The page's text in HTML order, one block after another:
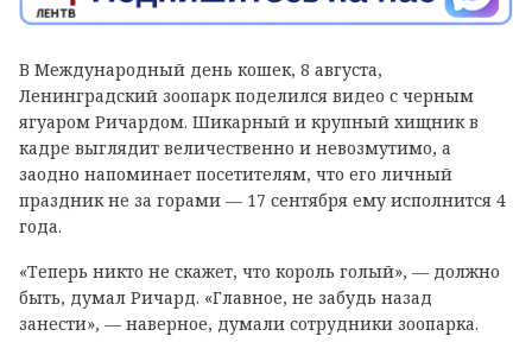
В Международный день кошек, 8 августа,
Ленинградский зоопарк поделился видео с черным
ягуаром Ричардом. Шикарный и крупный хищник в
кадре выглядит величественно и невозмутимо, а
заодно напоминает посетителям, что его личный
праздник не за горами — 17 сентября ему исполнится 4
года.
«Теперь никто не скажет, что король голый», — должно
быть, думал Ричард. «Главное, не забудь назад
занести», — наверное, думали сотрудники зоопарка.